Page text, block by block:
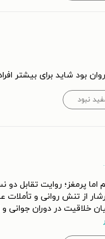
بود شاید برای بیشتر
نبود
پرمغز؛ روایت تقابل دو
از تنش روانی و تأملات
خلاقیت در دوران جوانی